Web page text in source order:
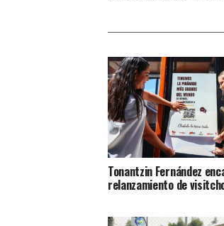
Tonantzin Fernández
relanzamiento de